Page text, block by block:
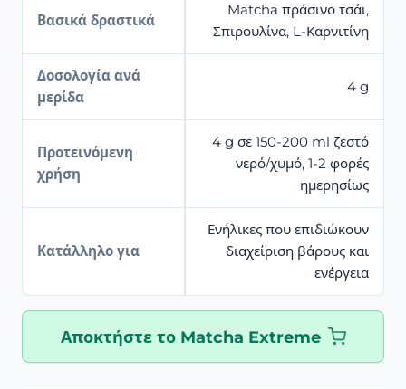
Βασικά δραστικά
Matcha πράσινο τσάι,
Σπιρουλίνα, L-Καρνιτίνη
Δοσολογία ανά
μερίδα
4 g
Προτεινόμενη
χρήση
4 g σε 150-200 ml ζεστό
νερό/χυμό, 1-2 φορές
ημερησίως
Κατάλληλο για
Ενήλικες που επιδιώκουν
διαχείριση βάρους και
ενέργεια
Αποκτήστε το Matcha Extreme